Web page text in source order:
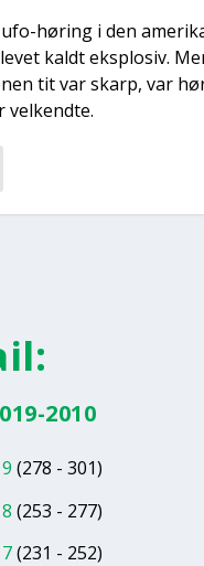
høring i den
kaldt eks­plo­siv.
tit var skarp, var
vel­kend­te.
2010
(278 - 301)
(253 - 277)
(231 - 252)